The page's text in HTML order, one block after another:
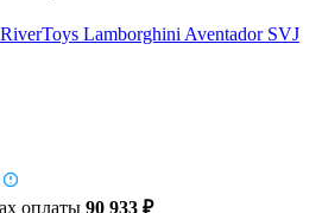
Lamborghini Aventador SVJ
оплаты 90 933 ₽